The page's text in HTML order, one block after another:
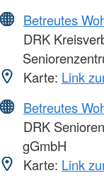
Betreutes
DRK
Karte: Link
Betreutes
DRK
gGmbH
Karte: Link